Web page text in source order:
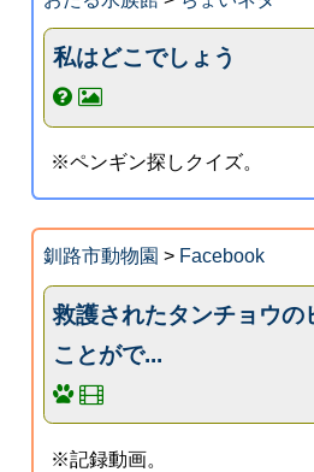
私はどこでしょう
※ペンギン探しクイズ。
釧路市動物園 > Facebook
救護されたタンチョウの
ことがで...
※記録動画。